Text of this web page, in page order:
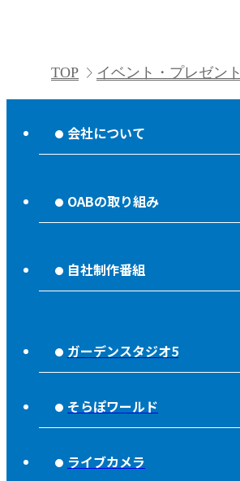
TOP イベント・プレゼント
会社について
リクルートページ
放送番組審議会
大分朝日放送 人権方針
青少年と放送
OABの取り組み
子ども食堂応援
宇宙(そら)
自社制作番組
もっと！
SOLD OUT
タウンスパイス
ガーデンスタジオ5
そらぽワールド
ライブカメラ